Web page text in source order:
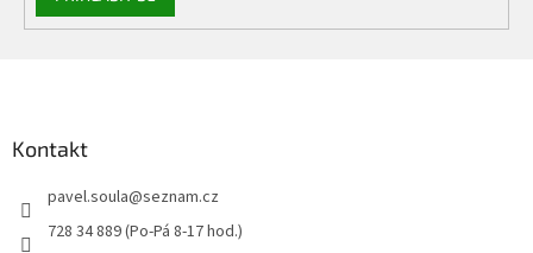
Kontakt
pavel.soula@seznam.cz
728 34 889 (Po-Pá 8-17 hod.)